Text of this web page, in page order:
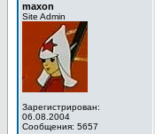
maxon
Site Admin
Зарегистрирован:
06.08.2004
Сообщения: 5657